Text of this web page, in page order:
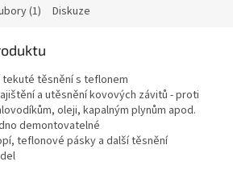
(1) Diskuze
tekuté těsnění s teflonem
a utěsnění kovových závitů - proti
oleji, kapalným plynům apod.
demontovatelné
teflonové pásky a další těsnění